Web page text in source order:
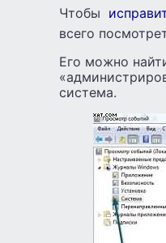
Чтобы
всего
Его можно
система.